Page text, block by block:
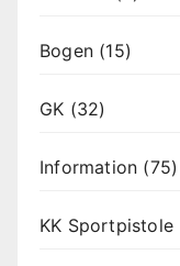
Bogen (15)
GK (32)
Information (75)
KK Sportpistole